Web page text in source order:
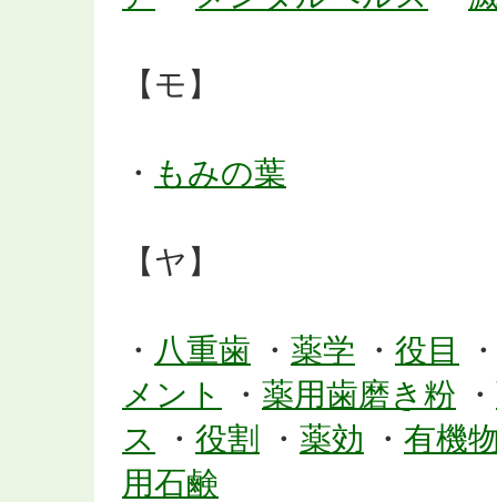
【モ】
・ もみの葉
【ヤ】
・ 八重歯 ・ 薬学 ・ 役目
メント
・ 薬用歯磨き粉 ・
ス
・ 役割 ・ 薬効 ・ 有機
用石鹸